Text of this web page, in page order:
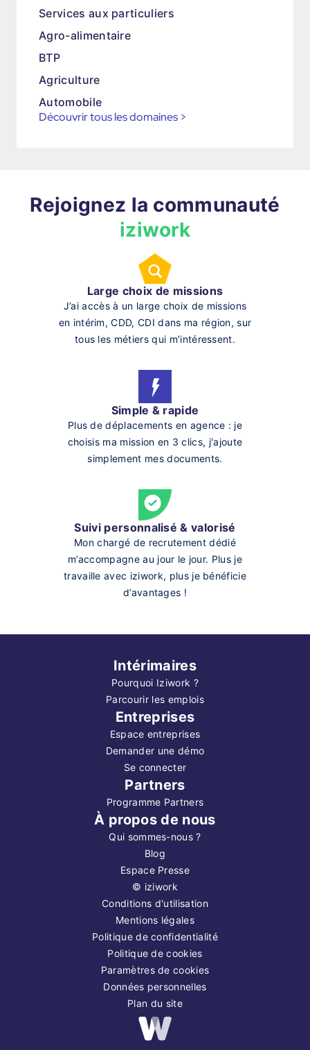
Services aux particuliers
Agro-alimentaire
BTP
Agriculture
Automobile
Découvrir tous les domaines >
Rejoignez la communauté
iziwork
Large choix de missions
J’ai accès à un large choix de missions
en intérim, CDD, CDI dans ma région, sur
tous les métiers qui m’intéressent.
Simple & rapide
Plus de déplacements en agence : je
choisis ma mission en 3 clics, j'ajoute
simplement mes documents.
Suivi personnalisé & valorisé
Mon chargé de recrutement dédié
m’accompagne au jour le jour. Plus je
travaille avec iziwork, plus je bénéficie
d’avantages !
Intérimaires
Pourquoi Iziwork ?
Parcourir les emplois
Entreprises
Espace entreprises
Demander une démo
Se connecter
Partners
Programme Partners
À propos de nous
Qui sommes-nous ?
Blog
Espace Presse
© iziwork
Conditions d'utilisation
Mentions légales
Politique de confidentialité
Politique de cookies
Paramètres de cookies
Données personnelles
Plan du site